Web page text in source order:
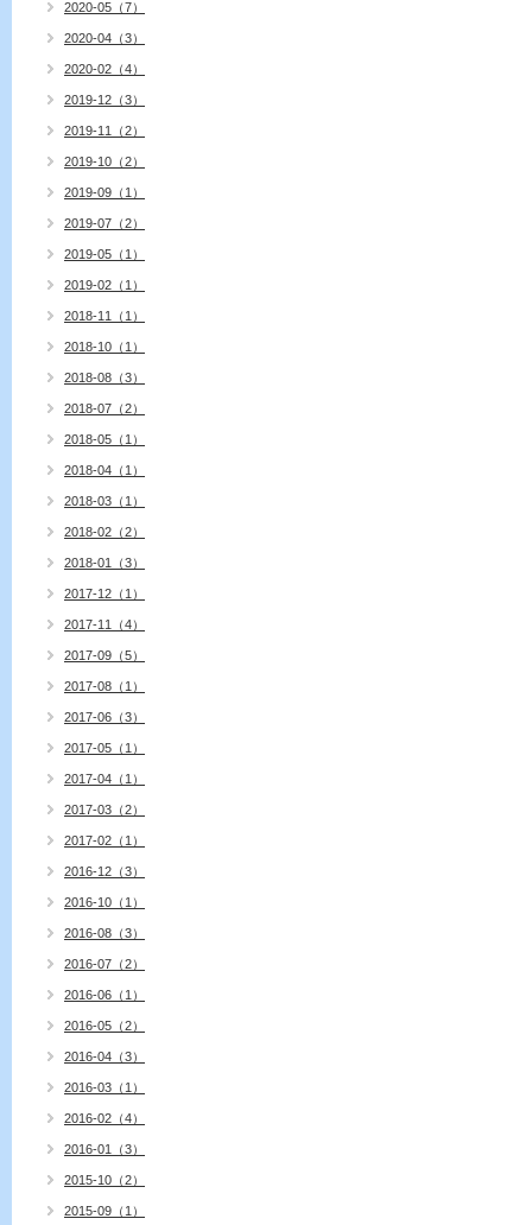
2020-05（7）
2020-04（3）
2020-02（4）
2019-12（3）
2019-11（2）
2019-10（2）
2019-09（1）
2019-07（2）
2019-05（1）
2019-02（1）
2018-11（1）
2018-10（1）
2018-08（3）
2018-07（2）
2018-05（1）
2018-04（1）
2018-03（1）
2018-02（2）
2018-01（3）
2017-12（1）
2017-11（4）
2017-09（5）
2017-08（1）
2017-06（3）
2017-05（1）
2017-04（1）
2017-03（2）
2017-02（1）
2016-12（3）
2016-10（1）
2016-08（3）
2016-07（2）
2016-06（1）
2016-05（2）
2016-04（3）
2016-03（1）
2016-02（4）
2016-01（3）
2015-10（2）
2015-09（1）